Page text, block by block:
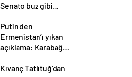
Senato buz gibi…
Putin’den
Ermenistan’ı yıkan
açıklama: Karabağ
ayrılmaz bir
Kıvanç Tatlıtuğ’dan